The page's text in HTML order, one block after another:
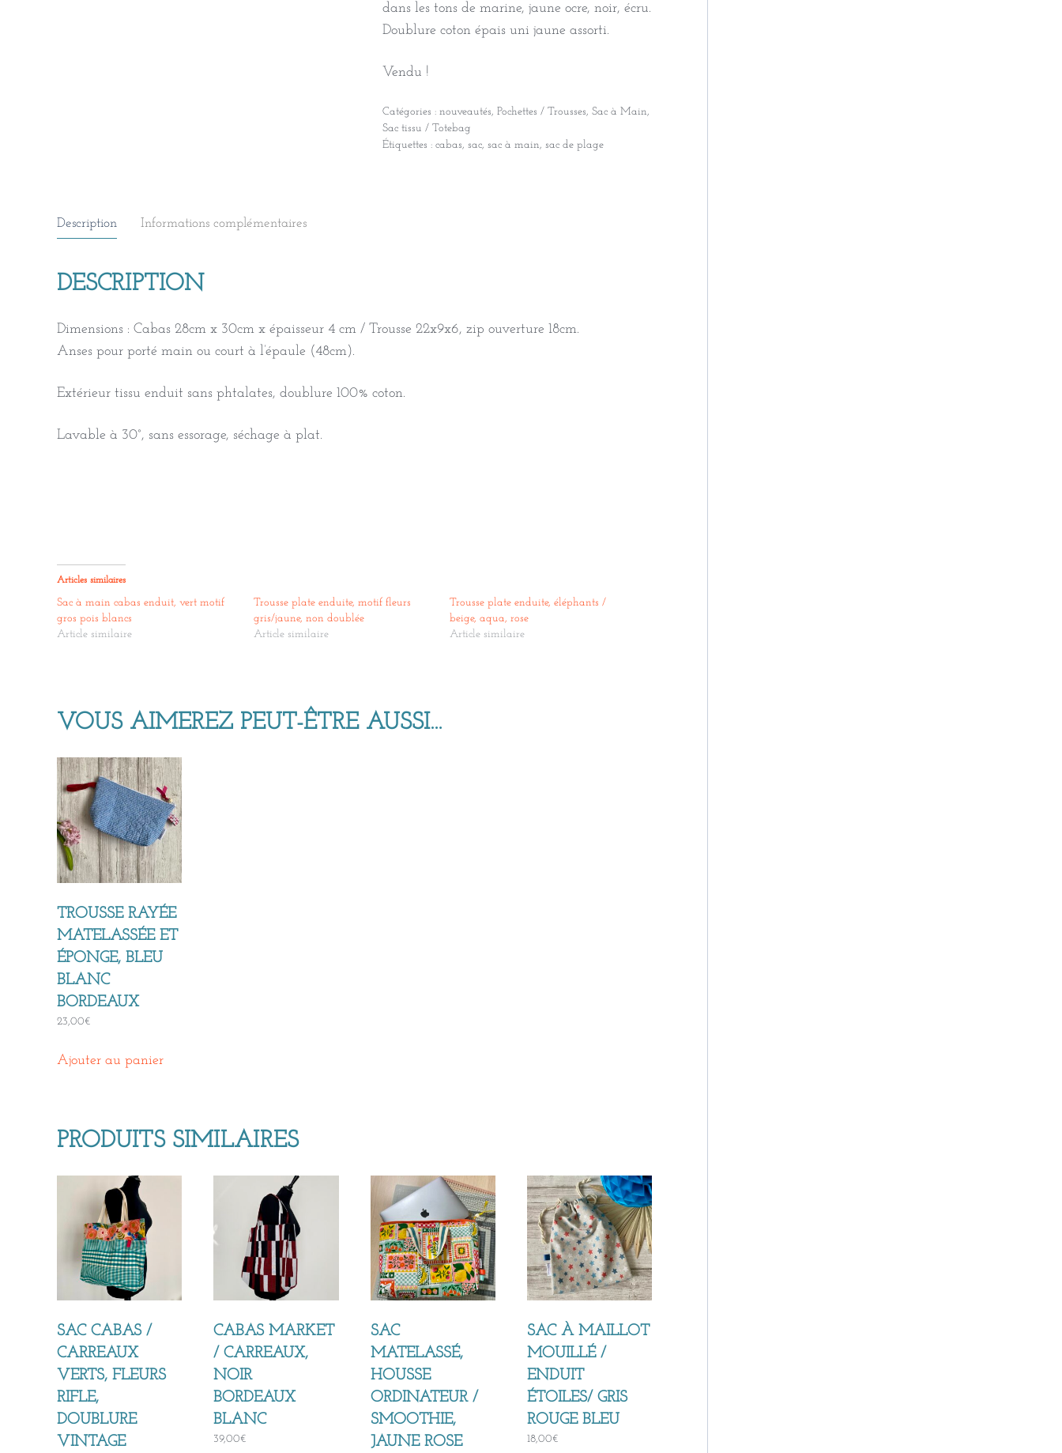
dans les tons de marine, jaune ocre, noir, écru.
Doublure coton épais uni jaune assorti.
Vendu !
Catégories : nouveautés, Pochettes / Trousses, Sac à Main,
Sac tissu / Totebag
Étiquettes : cabas, sac, sac à main, sac de plage
Description Informations complémentaires
DESCRIPTION
Dimensions : Cabas 28cm x 30cm x épaisseur 4 cm / Trousse 22x9x6, zip ouverture 18cm.
Anses pour porté main ou court à l’épaule (48cm).
Extérieur tissu enduit sans phtalates, doublure 100% coton.
Lavable à 30°, sans essorage, séchage à plat.
Articles similaires
Sac à main cabas enduit, vert motif
gros pois blancs
Article similaire
Trousse plate enduite, motif fleurs
gris/jaune, non doublée
Article similaire
Trousse plate enduite, éléphants /
beige, aqua, rose
Article similaire
VOUS AIMEREZ PEUT-ÊTRE AUSSI…
TROUSSE RAYÉE
MATELASSÉE ET
ÉPONGE, BLEU
BLANC
BORDEAUX
23,00€
Ajouter au panier
PRODUITS SIMILAIRES
SAC CABAS /
CARREAUX
VERTS, FLEURS
RIFLE,
DOUBLURE
VINTAGE
CABAS MARKET
/ CARREAUX,
NOIR
BORDEAUX
BLANC
39,00€
SAC
MATELASSÉ,
HOUSSE
ORDINATEUR /
SMOOTHIE,
JAUNE ROSE
SAC À MAILLOT
MOUILLÉ /
ENDUIT
ÉTOILES/ GRIS
ROUGE BLEU
18,00€